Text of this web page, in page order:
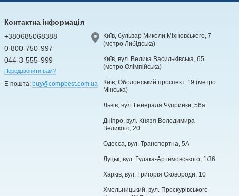
Контактна інформація
+380685068388
0-800-750-997
044-3-555-999
Передзвонити вам?
Е-пошта:buy@compbest.com.ua
Київ, бульвар Миколи Міхновського, 7
(метро Либідська)
Київ, вул. Велика Васильківська, 65
(метро Олімпійська)
Київ, Оболонський проспект, 19 (метро
Мінська)
Львів, вул. Генерала Чупринки, 56а
Дніпро, вул. Князя Володимира
Великого, 20
Одесса, вул. Транспортна, 5А
Луцьк, вул. Гулака-Артемовського, 1/36
Харків, вул. Григорія Сковороди, 10
Хмельницький, вул. Проскурівського